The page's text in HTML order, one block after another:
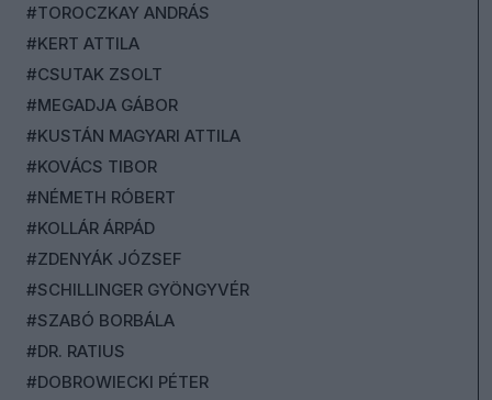
#TOROCZKAY ANDRÁS
#KERT ATTILA
#CSUTAK ZSOLT
#MEGADJA GÁBOR
#KUSTÁN MAGYARI ATTILA
#KOVÁCS TIBOR
#NÉMETH RÓBERT
#KOLLÁR ÁRPÁD
#ZDENYÁK JÓZSEF
#SCHILLINGER GYÖNGYVÉR
#SZABÓ BORBÁLA
#DR. RATIUS
#DOBROWIECKI PÉTER